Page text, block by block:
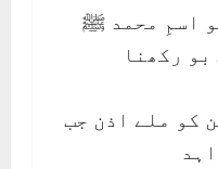
اسمِ محمد ﷺ
رکھنا
کو ملے اذن جب